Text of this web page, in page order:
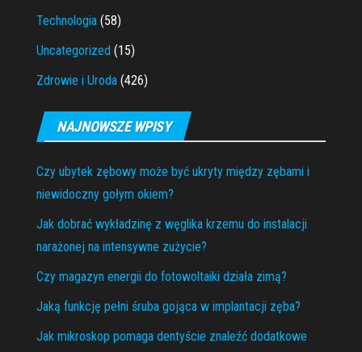
Technologia (58)
Uncategorized (15)
Zdrowie i Uroda (426)
NAJNOWSZE WPISY
Czy ubytek zębowy może być ukryty między zębami i
niewidoczny gołym okiem?
Jak dobrać wykładzinę z węglika krzemu do instalacji
narażonej na intensywne zużycie?
Czy magazyn energii do fotowoltaiki działa zimą?
Jaką funkcję pełni śruba gojąca w implantacji zęba?
Jak mikroskop pomaga dentyście znaleźć dodatkowe